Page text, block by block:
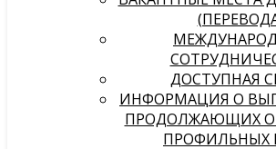
ДОСТУПНАЯ
ИНФОРМАЦИЯ О
ПРОДОЛЖАЮЩИХ
ПРОФИЛЬНЫХ